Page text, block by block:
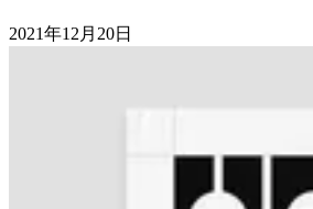
2021年12月20日